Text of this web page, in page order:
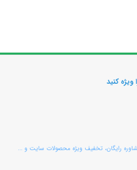
کنید
رایگان، تخفیف ویژه محصولات سایت و ...